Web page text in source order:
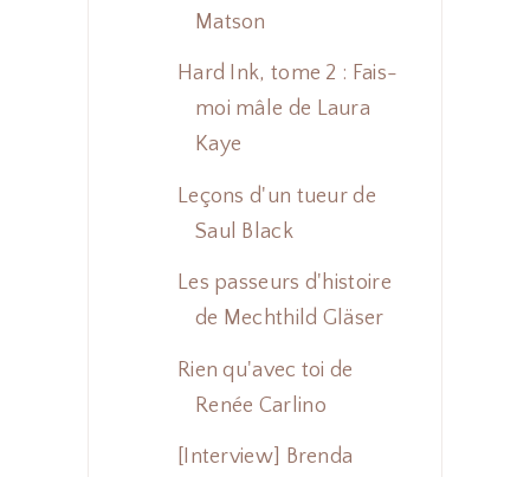
Matson
Hard Ink, tome 2 : Fais-
moi mâle de Laura
Kaye
Leçons d'un tueur de
Saul Black
Les passeurs d'histoire
de Mechthild Gläser
Rien qu'avec toi de
Renée Carlino
[Interview] Brenda